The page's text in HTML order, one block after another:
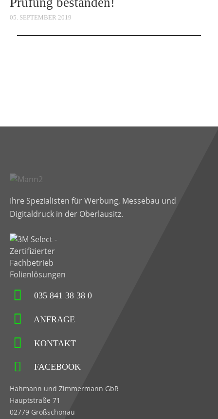
05. SEPTEMBER 2019
Ihre Spezialisten für Werbung, Messebau und
Digitaldruck in der Oberlausitz.
035 841 38 38 0
ANFRAGE
KONTAKT
FACEBOOK
Hahmann und Zimmermann GbR
Hauptstraße 71
02779 Großschönau